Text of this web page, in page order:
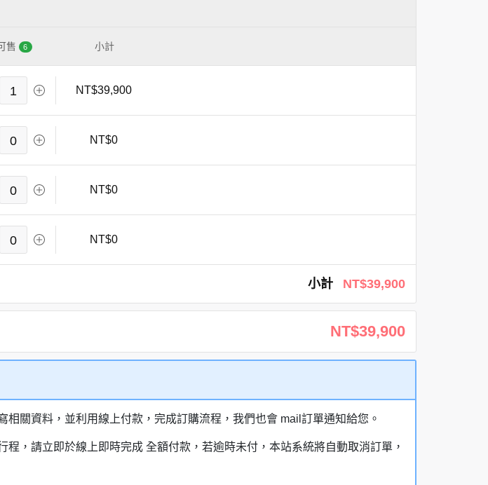
售 6 小計
1 NT$39,900
0 NT$0
0 NT$0
0 NT$0
小計 NT$39,900
NT$39,900
關資料，並利用線上付款，完成訂購流程，我們也會 mail訂單通知給您。
，請立即於線上即時完成 全額付款，若逾時未付，本站系統將自動取消訂單，